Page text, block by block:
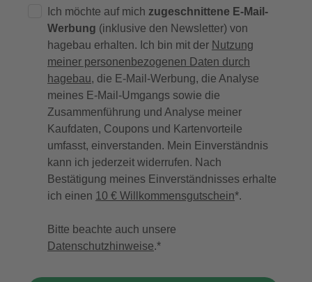
Ich möchte auf mich zugeschnittene E-Mail-
Werbung (inklusive den Newsletter) von
hagebau erhalten. Ich bin mit der Nutzung
meiner personenbezogenen Daten durch
hagebau, die E-Mail-Werbung, die Analyse
meines E-Mail-Umgangs sowie die
Zusammenführung und Analyse meiner
Kaufdaten, Coupons und Kartenvorteile
umfasst, einverstanden. Mein Einverständnis
kann ich jederzeit widerrufen. Nach
Bestätigung meines Einverständnisses erhalte
ich einen 10 € Willkommensgutschein*.
Bitte beachte auch unsere
Datenschutzhinweise.